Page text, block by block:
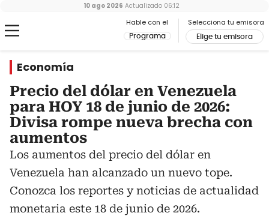
Hable con el
Programa
Selecciona tu emisora
Elige tu emisora
10 ago 2026 Actualizado 06:12
Economía
Precio del dólar en Venezuela
para HOY 18 de junio de 2026:
Divisa rompe nueva brecha con
aumentos
Los aumentos del precio del dólar en
Venezuela han alcanzado un nuevo tope.
Conozca los reportes y noticias de actualidad
monetaria este 18 de junio de 2026.